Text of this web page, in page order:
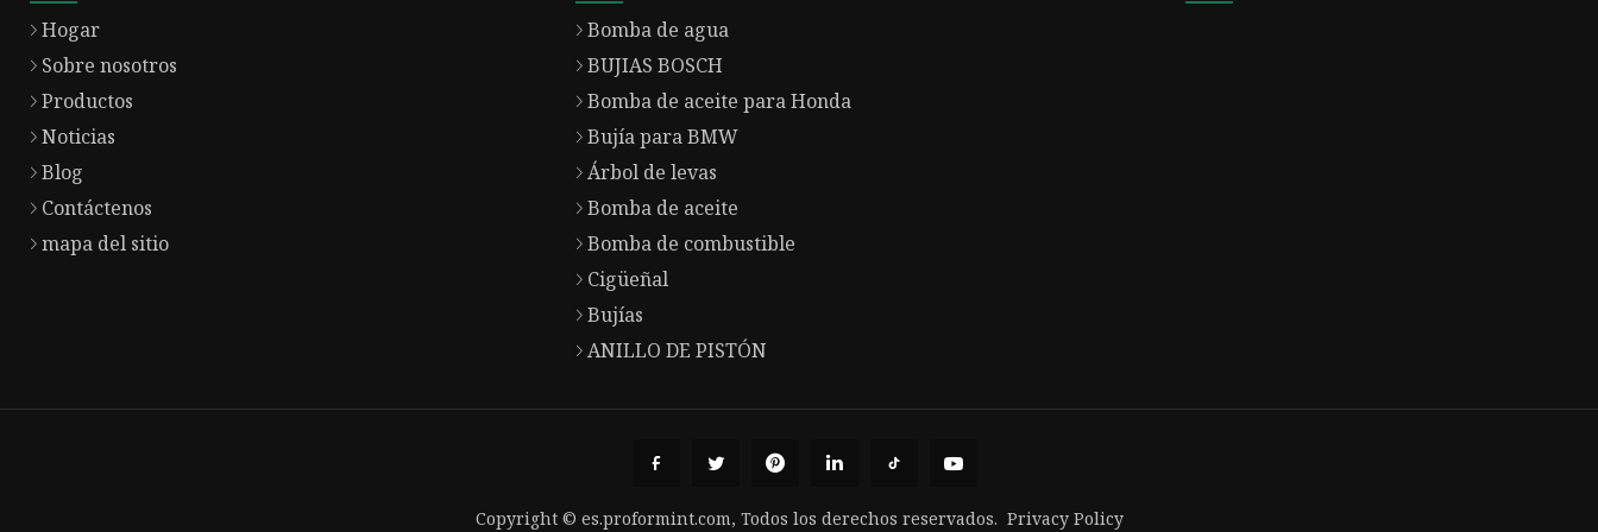
Hogar
Sobre nosotros
Productos
Noticias
Blog
Contáctenos
mapa del sitio
Bomba de agua
BUJIAS BOSCH
Bomba de aceite para Honda
Bujía para BMW
Árbol de levas
Bomba de aceite
Bomba de combustible
Cigüeñal
Bujías
ANILLO DE PISTÓN
Copyright © es.proformint.com, Todos los derechos reservados. Privacy Policy